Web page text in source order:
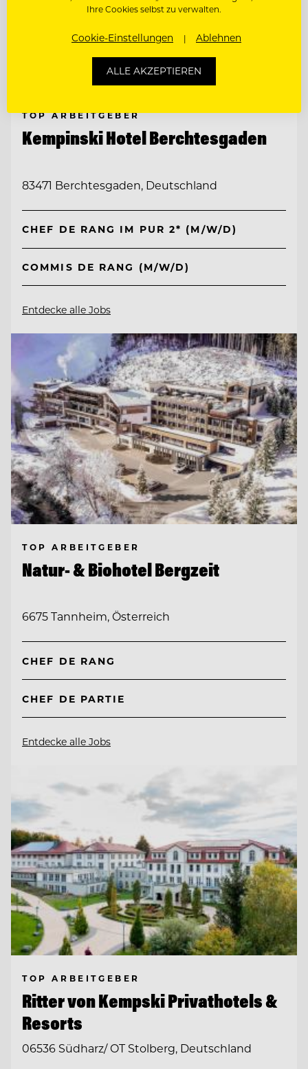
TOP ARBEITGEBER
Kempinski Hotel Berchtesgaden
83471 Berchtesgaden, Deutschland
CHEF DE RANG IM PUR 2* (M/W/D)
COMMIS DE RANG (M/W/D)
Entdecke alle Jobs
TOP ARBEITGEBER
Natur- & Biohotel Bergzeit
6675 Tannheim, Österreich
CHEF DE RANG
CHEF DE PARTIE
Entdecke alle Jobs
TOP ARBEITGEBER
Ritter von Kempski Privathotels &
Resorts
06536 Südharz/ OT Stolberg, Deutschland
Ihre Cookies selbst zu verwalten.
Cookie-Einstellungen Ablehnen
ALLE AKZEPTIEREN